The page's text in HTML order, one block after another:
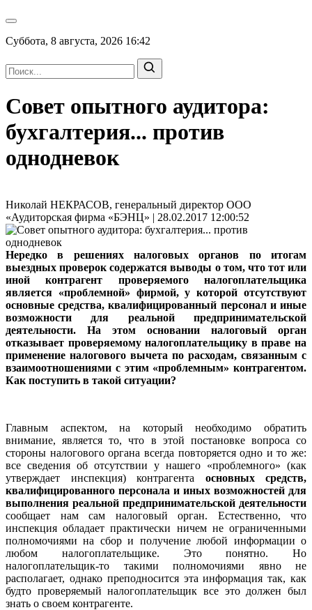
Суббота, 8 августа, 2026 16:42
Совет опытного аудитора:
бухгалтерия... против
однодневок
Николай НЕКРАСОВ, генеральный директор ООО
«Аудиторская фирма «БЭНЦ» | 28.02.2017 12:00:52
Нередко в решениях налоговых органов по итогам
выездных проверок содержатся выводы о том, что тот или
иной контрагент проверяемого налогоплательщика
является «проблемной» фирмой, у которой отсутствуют
основные средства, квалифицированный персонал и иные
возможности для реальной предпринимательской
деятельности. На этом основании налоговый орган
отказывает проверяемому налогоплательщику в праве на
применение налогового вычета по расходам, связанным с
взаимоотношениями с этим «проблемным» контрагентом.
Как поступить в такой ситуации?
Главным аспектом, на который необходимо обратить
внимание, является то, что в этой постановке вопроса со
стороны налогового органа всегда повторяется одно и то же:
все сведения об отсутствии у нашего «проблемного» (как
утверждает инспекция) контрагента основных средств,
квалифицированного персонала и иных возможностей для
выполнения реальной предпринимательской деятельности
сообщает нам сам налоговый орган. Естественно, что
инспекция обладает практически ничем не ограниченными
полномочиями на сбор и получение любой информации о
любом налогоплательщике. Это понятно. Но
налогоплательщик-то такими полномочиями явно не
располагает, однако преподносится эта информация так, как
будто проверяемый налогоплательщик все это должен был
знать о своем контрагенте.